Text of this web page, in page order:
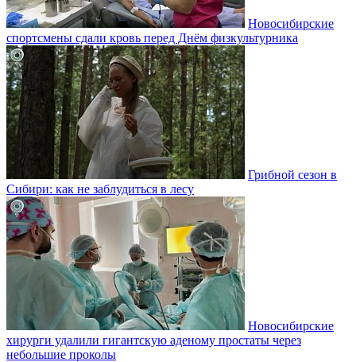
Новосибирские
спортсмены сдали кровь перед Днём физкультурника
Грибной сезон в
Сибири: как не заблудиться в лесу
Новосибирские
хирурги удалили гигантскую аденому простаты через
небольшие проколы